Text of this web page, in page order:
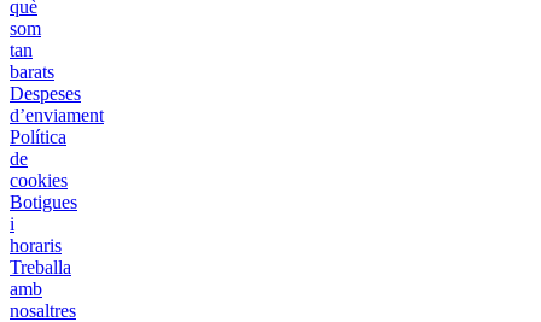
què
som
tan
barats
Despeses
d’enviament
Política
de
cookies
Botigues
i
horaris
Treballa
amb
nosaltres